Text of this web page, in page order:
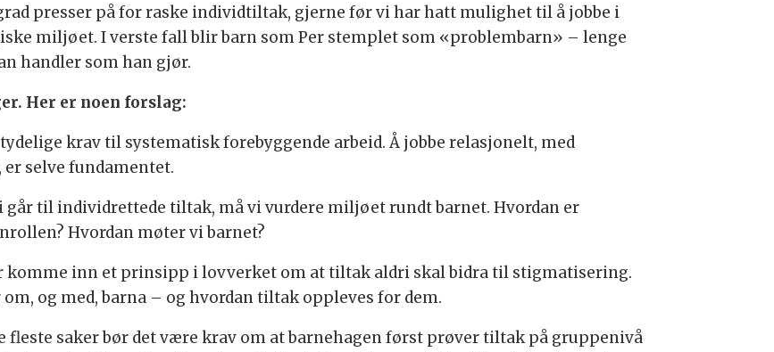
presser på for raske individtiltak, gjerne før vi har hatt mulighet til å jobbe i
miljøet. I verste fall blir barn som Per stemplet som «problembarn» – lenge
handler som han gjør.
Her er noen forslag:
krav til systematisk forebyggende arbeid. Å jobbe relasjonelt, med
selve fundamentet.
går til individrettede tiltak, må vi vurdere miljøet rundt barnet. Hvordan er
Hvordan møter vi barnet?
komme inn et prinsipp i lovverket om at tiltak aldri skal bidra til stigmatisering.
og med, barna – og hvordan tiltak oppleves for dem.
fleste saker bør det være krav om at barnehagen først prøver tiltak på gruppenivå